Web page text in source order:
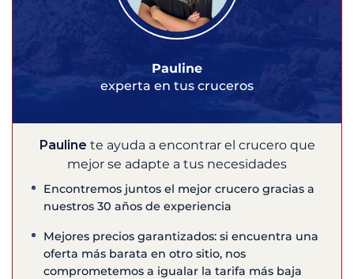
Pauline
experta en tus cruceros
Pauline te ayuda a encontrar el crucero que
mejor se adapte a tus necesidades
Encontremos juntos el mejor crucero gracias a
nuestros 30 años de experiencia
Mejores precios garantizados: si encuentra una
oferta más barata en otro sitio, nos
comprometemos a igualar la tarifa más baja